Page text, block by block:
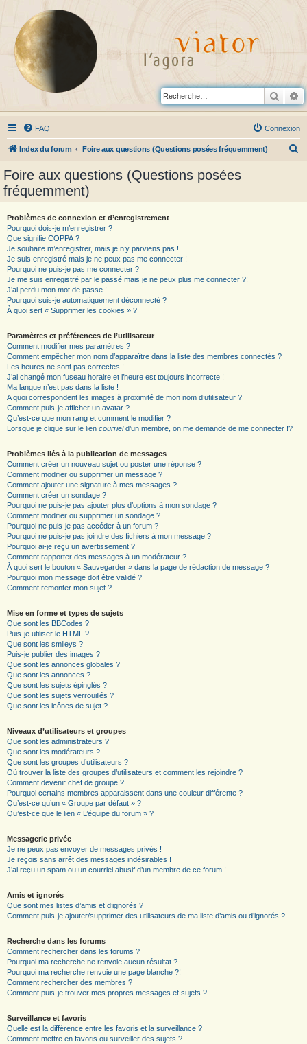
FAQ Connexion
Index du forum Foire aux questions (Questions posées fréquemment)
Foire aux questions (Questions posées
fréquemment)
Problèmes de connexion et d’enregistrement
Pourquoi dois-je m’enregistrer ?
Que signifie COPPA ?
Je souhaite m’enregistrer, mais je n’y parviens pas !
Je suis enregistré mais je ne peux pas me connecter !
Pourquoi ne puis-je pas me connecter ?
Je me suis enregistré par le passé mais je ne peux plus me connecter ?!
J’ai perdu mon mot de passe !
Pourquoi suis-je automatiquement déconnecté ?
À quoi sert « Supprimer les cookies » ?
Paramètres et préférences de l’utilisateur
Comment modifier mes paramètres ?
Comment empêcher mon nom d’apparaître dans la liste des membres connectés ?
Les heures ne sont pas correctes !
J’ai changé mon fuseau horaire et l’heure est toujours incorrecte !
Ma langue n’est pas dans la liste !
A quoi correspondent les images à proximité de mon nom d’utilisateur ?
Comment puis-je afficher un avatar ?
Qu’est-ce que mon rang et comment le modifier ?
Lorsque je clique sur le lien courrield’un membre, on me demande de me connecter !?
Problèmes liés à la publication de messages
Comment créer un nouveau sujet ou poster une réponse ?
Comment modifier ou supprimer un message ?
Comment ajouter une signature à mes messages ?
Comment créer un sondage ?
Pourquoi ne puis-je pas ajouter plus d’options à mon sondage ?
Comment modifier ou supprimer un sondage ?
Pourquoi ne puis-je pas accéder à un forum ?
Pourquoi ne puis-je pas joindre des fichiers à mon message ?
Pourquoi ai-je reçu un avertissement ?
Comment rapporter des messages à un modérateur ?
À quoi sert le bouton « Sauvegarder » dans la page de rédaction de message ?
Pourquoi mon message doit être validé ?
Comment remonter mon sujet ?
Mise en forme et types de sujets
Que sont les BBCodes ?
Puis-je utiliser le HTML ?
Que sont les smileys ?
Puis-je publier des images ?
Que sont les annonces globales ?
Que sont les annonces ?
Que sont les sujets épinglés ?
Que sont les sujets verrouillés ?
Que sont les icônes de sujet ?
Niveaux d’utilisateurs et groupes
Que sont les administrateurs ?
Que sont les modérateurs ?
Que sont les groupes d’utilisateurs ?
Où trouver la liste des groupes d’utilisateurs et comment les rejoindre ?
Comment devenir chef de groupe ?
Pourquoi certains membres apparaissent dans une couleur différente ?
Qu’est-ce qu’un « Groupe par défaut » ?
Qu’est-ce que le lien « L’équipe du forum » ?
Messagerie privée
Je ne peux pas envoyer de messages privés !
Je reçois sans arrêt des messages indésirables !
J’ai reçu un spam ou un courriel abusif d’un membre de ce forum !
Amis et ignorés
Que sont mes listes d’amis et d’ignorés ?
Comment puis-je ajouter/supprimer des utilisateurs de ma liste d’amis ou d’ignorés ?
Recherche dans les forums
Comment rechercher dans les forums ?
Pourquoi ma recherche ne renvoie aucun résultat ?
Pourquoi ma recherche renvoie une page blanche ?!
Comment rechercher des membres ?
Comment puis-je trouver mes propres messages et sujets ?
Surveillance et favoris
Quelle est la différence entre les favoris et la surveillance ?
Comment mettre en favoris ou surveiller des sujets ?